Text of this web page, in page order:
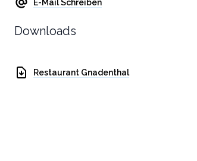
E-Mail Schreiben
Downloads
Restaurant Gnadenthal